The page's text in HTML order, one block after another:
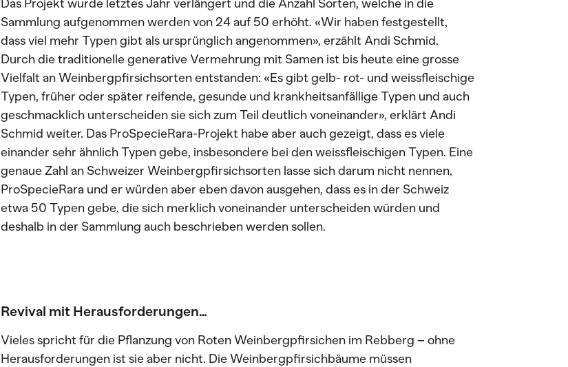
Das Projekt wurde letztes Jahr verlängert und die Anzahl Sorten, welche in die
Sammlung aufgenommen werden von 24 auf 50 erhöht. «Wir haben festgestellt,
dass viel mehr Typen gibt als ursprünglich angenommen», erzählt Andi Schmid.
Durch die traditionelle generative Vermehrung mit Samen ist bis heute eine grosse
Vielfalt an Weinbergpfirsichsorten entstanden: «Es gibt gelb- rot- und weissfleischige
Typen, früher oder später reifende, gesunde und krankheitsanfällige Typen und auch
geschmacklich unterscheiden sie sich zum Teil deutlich voneinander», erklärt Andi
Schmid weiter. Das ProSpecieRara-Projekt habe aber auch gezeigt, dass es viele
einander sehr ähnlich Typen gebe, insbesondere bei den weissfleischigen Typen. Eine
genaue Zahl an Schweizer Weinbergpfirsichsorten lasse sich darum nicht nennen,
ProSpecieRara und er würden aber eben davon ausgehen, dass es in der Schweiz
etwa 50 Typen gebe, die sich merklich voneinander unterscheiden würden und
deshalb in der Sammlung auch beschrieben werden sollen.
Revival mit Herausforderungen…
Vieles spricht für die Pflanzung von Roten Weinbergpfirsichen im Rebberg – ohne
Herausforderungen ist sie aber nicht. Die Weinbergpfirsichbäume müssen